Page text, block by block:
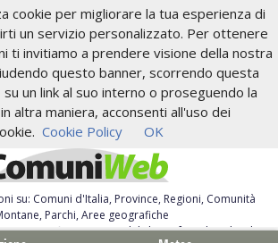
cookie per migliorare la tua esperienza di
un servizio personalizzato. Per ottenere
ti invitiamo a prendere visione della nostra
questo banner, scorrendo questa
su un link al suo interno o proseguendo la
altra maniera, acconsenti all'uso dei
Cookie Policy OK
su: Comuni d'Italia, Province, Regioni, Comunità
Parchi, Aree geografiche
Autocertificazione, moduli, leggi, free download